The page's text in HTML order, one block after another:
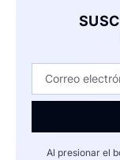
Al presionar el